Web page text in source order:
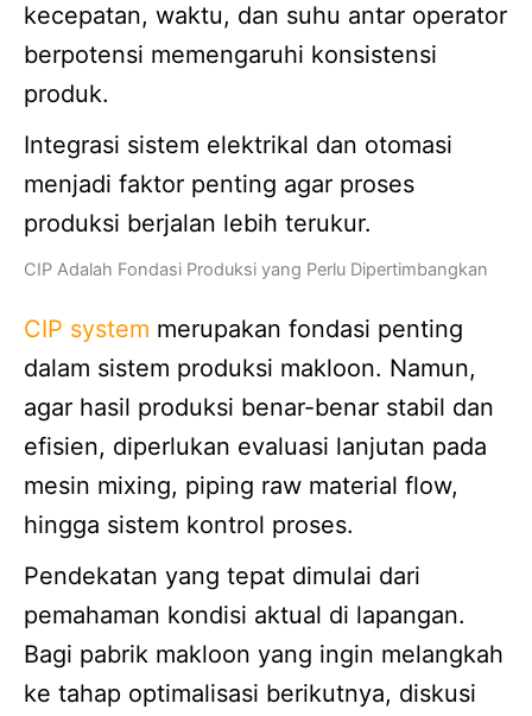
kecepatan, waktu, dan suhu antar operator
berpotensi memengaruhi konsistensi
produk.
Integrasi sistem elektrikal dan otomasi
menjadi faktor penting agar proses
produksi berjalan lebih terukur.
CIP Adalah Fondasi Produksi yang Perlu Dipertimbangkan
CIP system merupakan fondasi penting
dalam sistem produksi makloon. Namun,
agar hasil produksi benar-benar stabil dan
efisien, diperlukan evaluasi lanjutan pada
mesin mixing, piping raw material flow,
hingga sistem kontrol proses.
Pendekatan yang tepat dimulai dari
pemahaman kondisi aktual di lapangan.
Bagi pabrik makloon yang ingin melangkah
ke tahap optimalisasi berikutnya, diskusi